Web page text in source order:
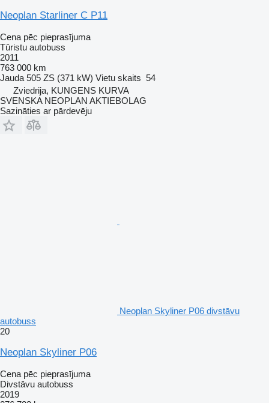
Neoplan Starliner C P11
Cena pēc pieprasījuma
Tūristu autobuss
2011
763 000 km
Jauda 505 ZS (371 kW) Vietu skaits 54
Zviedrija, KUNGENS KURVA
SVENSKA NEOPLAN AKTIEBOLAG
Sazināties ar pārdevēju
Neoplan Skyliner P06 divstāvu
autobuss
20
Neoplan Skyliner P06
Cena pēc pieprasījuma
Divstāvu autobuss
2019